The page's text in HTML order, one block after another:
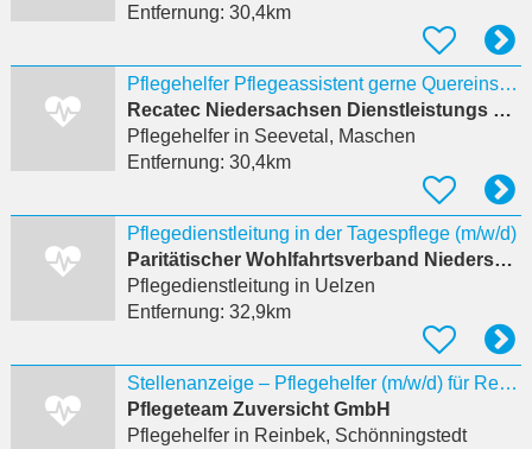
Entfernung: 30,4km
Pflegehelfer Pflegeassistent gerne Quereinsteiger (m/a/w) in Maschen
Recatec Niedersachsen Dienstleistungs GmbH
Pflegehelferin Seevetal, Maschen
Entfernung: 30,4km
Pflegedienstleitung in der Tagespflege (m/w/d)
Paritätischer Wohlfahrtsverband Niedersachsen e.V.
Pflegedienstleitung in Uelzen
Entfernung: 32,9km
Stellenanzeige – Pflegehelfer (m/w/d) für Reinbek & Umgebung
Pflegeteam Zuversicht GmbH
Pflegehelferin Reinbek, Schönningstedt